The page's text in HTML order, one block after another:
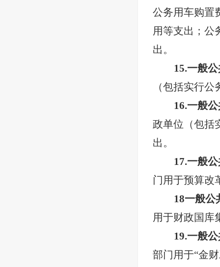
公务用车购置
用等支出；公
出。
15.一般
（包括实行
16.一般
政单位（包括
出。
17.一般
门用于预算改
18一般公
用于财政国库
19.一般
部门用于“金